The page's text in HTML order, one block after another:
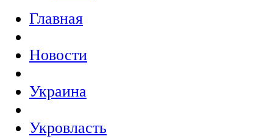
Главная
Новости
Украина
Укровласть